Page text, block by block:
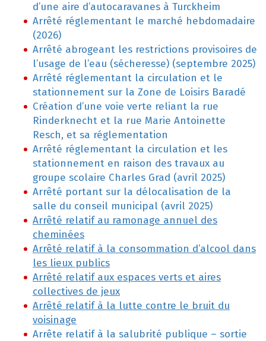
d’une aire d’autocaravanes à Turckheim
Arrêté réglementant le marché hebdomadaire
(2026)
Arrêté abrogeant les restrictions provisoires de
l’usage de l’eau (sécheresse) (septembre 2025)
Arrêté réglementant la circulation et le
stationnement sur la Zone de Loisirs Baradé
Création d’une voie verte reliant la rue
Rinderknecht et la rue Marie Antoinette
Resch, et sa réglementation
Arrêté réglementant la circulation et les
stationnement en raison des travaux au
groupe scolaire Charles Grad (avril 2025)
Arrêté portant sur la délocalisation de la
salle du conseil municipal (avril 2025)
Arrêté relatif au ramonage annuel des
cheminées
Arrêté relatif à la consommation d’alcool dans
les lieux publics
Arrêté relatif aux espaces verts et aires
collectives de jeux
Arrêté relatif à la lutte contre le bruit du
voisinage
Arrête relatif à la salubrité publique – sortie